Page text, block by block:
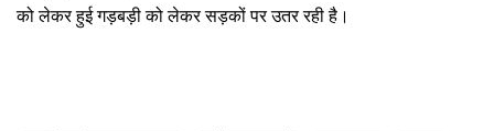
को लेकर हुई गड़बड़ी को लेकर सड़कों पर उतर रही है।